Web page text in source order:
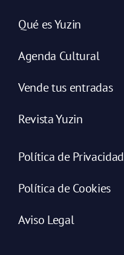
Qué es Yuzin
Agenda Cultural
Vende tus entradas
Revista Yuzin
Política de Privacidad
Política de Cookies
Aviso Legal